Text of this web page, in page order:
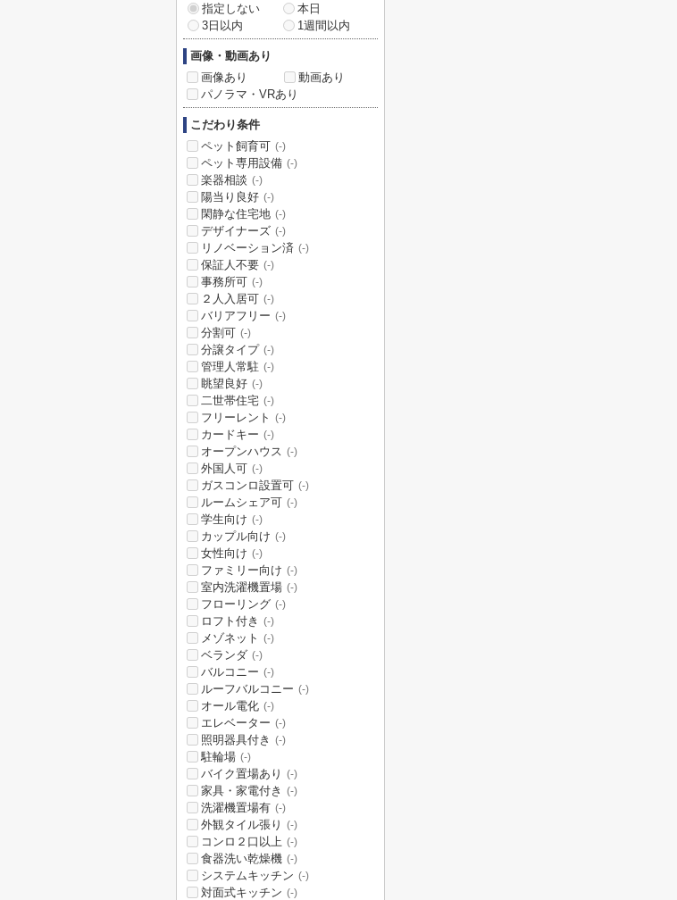
指定しない
本日
3日以内
1週間以内
画像・動画あり
画像あり
動画あり
パノラマ・VRあり
こだわり条件
ペット飼育可 (-)
ペット専用設備 (-)
楽器相談 (-)
陽当り良好 (-)
閑静な住宅地 (-)
デザイナーズ (-)
リノベーション済 (-)
保証人不要 (-)
事務所可 (-)
２人入居可 (-)
バリアフリー (-)
分割可 (-)
分譲タイプ (-)
管理人常駐 (-)
眺望良好 (-)
二世帯住宅 (-)
フリーレント (-)
カードキー (-)
オープンハウス (-)
外国人可 (-)
ガスコンロ設置可 (-)
ルームシェア可 (-)
学生向け (-)
カップル向け (-)
女性向け (-)
ファミリー向け (-)
室内洗濯機置場 (-)
フローリング (-)
ロフト付き (-)
メゾネット (-)
ベランダ (-)
バルコニー (-)
ルーフバルコニー (-)
オール電化 (-)
エレベーター (-)
照明器具付き (-)
駐輪場 (-)
バイク置場あり (-)
家具・家電付き (-)
洗濯機置場有 (-)
外観タイル張り (-)
コンロ２口以上 (-)
食器洗い乾燥機 (-)
システムキッチン (-)
対面式キッチン (-)